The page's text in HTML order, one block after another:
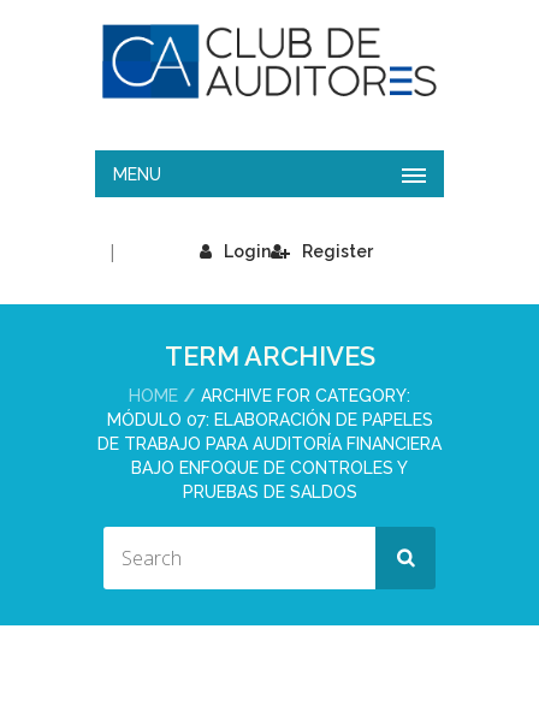
MENU
Login
| Register
TERM ARCHIVES
HOME
ARCHIVE FOR CATEGORY:
MÓDULO 07: ELABORACIÓN DE PAPELES
DE TRABAJO PARA AUDITORÍA FINANCIERA
BAJO ENFOQUE DE CONTROLES Y
PRUEBAS DE SALDOS